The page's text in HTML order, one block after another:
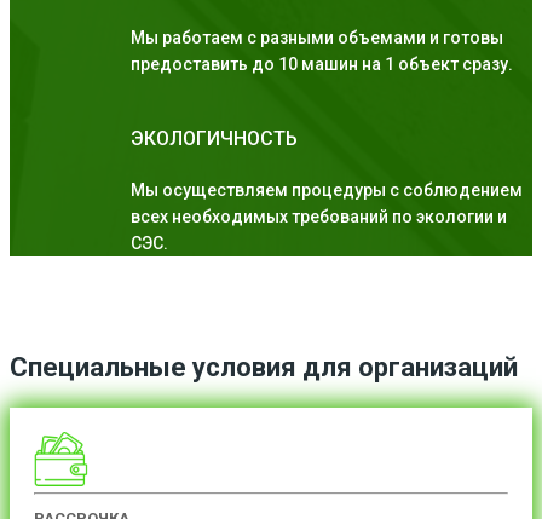
Мы работаем с разными объемами и готовы
предоставить до 10 машин на 1 объект сразу.
ЭКОЛОГИЧНОСТЬ
Мы осуществляем процедуры с соблюдением
всех необходимых требований по экологии и
СЭС.
Специальные условия для организаций